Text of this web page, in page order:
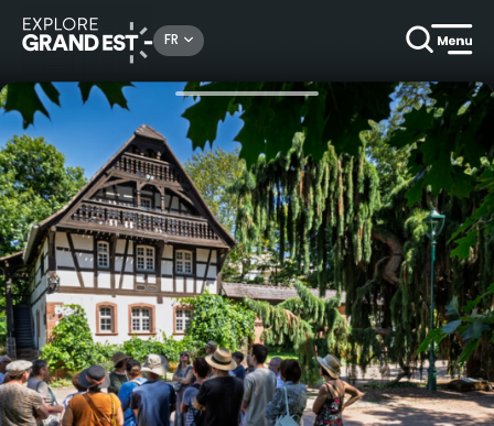
FR
En ville Art nouveau autour de Nancy Thermal